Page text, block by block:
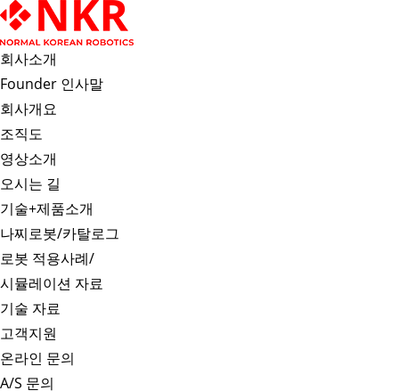
회사소개
Founder 인사말
회사개요
조직도
영상소개
오시는 길
기술+제품소개
나찌로봇/카탈로그
로봇 적용사례/
시뮬레이션 자료
기술 자료
고객지원
온라인 문의
A/S 문의